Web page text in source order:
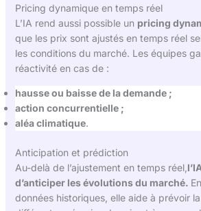
Pricing dynamique en temps réel
L’IA rend aussi possible un pricing
que les prix sont ajustés en temps réel
les conditions du marché. Les équipes
réactivité en cas de :
hausse ou baisse de la demande ;
action concurrentielle ;
aléa climatique.
Anticipation et prédiction
Au-delà de l’ajustement en temps réel,
d’anticiper les évolutions du marché.
données historiques, elle aide à prévoir